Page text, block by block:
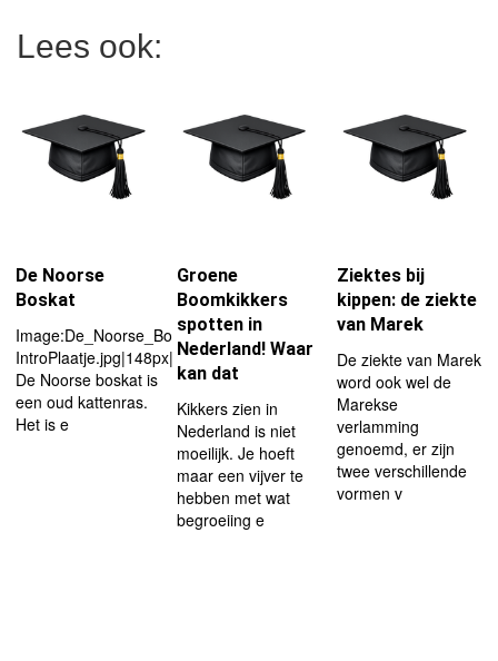
Lees ook:
De Noorse
Boskat
Image:De_Noorse_Boskat-
IntroPlaatje.jpg|148px|left
De Noorse boskat is
een oud kattenras.
Het is e
Groene
Boomkikkers
spotten in
Nederland! Waar
kan dat
Kikkers zien in
Nederland is niet
moeilijk. Je hoeft
maar een vijver te
hebben met wat
begroeiing e
Ziektes bij
kippen: de ziekte
van Marek
De ziekte van Marek
word ook wel de
Marekse
verlamming
genoemd, er zijn
twee verschillende
vormen v